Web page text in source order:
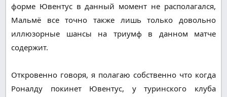
форме Ювентус в данный момент не располагался,
Мальмё все точно также лишь только довольно
иллюзорные шансы на триумф в данном матче
содержит.
Откровенно говоря, я полагаю собственно что когда
Роналду покинет Ювентус, у туринского клуба